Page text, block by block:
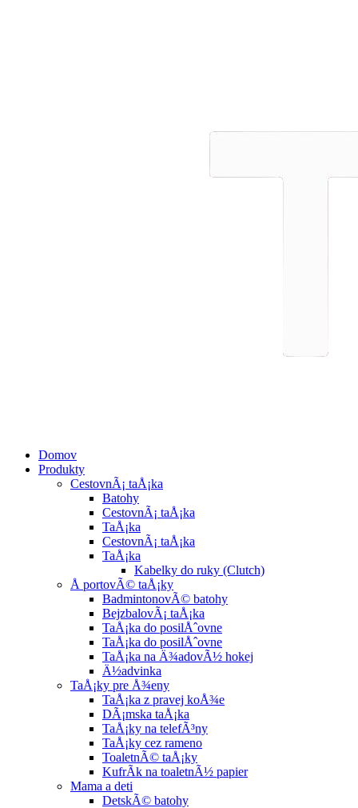
Domov
Produkty
CestovnÃ¡ taÅ¡ka
Batohy
CestovnÃ¡ taÅ¡ka
TaÅ¡ka
CestovnÃ¡ taÅ¡ka
TaÅ¡ka
Kabelky do ruky (Clutch)
Å portovÃ© taÅ¡ky
BadmintonovÃ© batohy
BejzbalovÃ¡ taÅ¡ka
TaÅ¡ka do posilÅˆovne
TaÅ¡ka do posilÅˆovne
TaÅ¡ka na Ä¾adovÃ½ hokej
Ä½advinka
TaÅ¡ky pre Å¾eny
TaÅ¡ka z pravej koÅ¾e
DÃ¡mska taÅ¡ka
TaÅ¡ky na telefÃ³ny
TaÅ¡ky cez rameno
ToaletnÃ© taÅ¡ky
KufrÃ­k na toaletnÃ½ papier
Mama a deti
DetskÃ© batohy